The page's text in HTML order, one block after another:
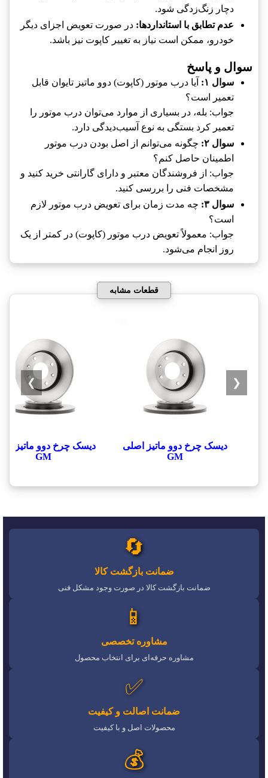
دچار زنگ‌زدگی شود.
عدم تطابق با استانداردها: در صورت تعویض اجزای دیگر
خودرو، ممکن است نیاز به تغییر کاپوت نیز باشد.
سوال و پاسخ
سوال ۱:
آیا درب موتور (کاپوت) دوو ماتیز تایوان قابل
تعمیر است؟
جواب: بله، در بسیاری از موارد می‌توان درب موتور را
تعمیر کرد بستگی به نوع آسیب‌دیدگی دارد.
سوال ۲:
چگونه می‌توانم از اصل بودن درب موتور
اطمینان حاصل کنم؟
جواب: از فروشندگان معتبر و دارای گارانتی خرید کنید و
مشخصات فنی را بررسی کنید.
سوال ۳:
چه مدت زمان برای تعویض درب موتور لازم
است؟
جواب: معمولاً تعویض درب موتور (کاپوت) در کمتر از یک
روز انجام می‌شود.
قطعات مشابه
دیسک چرخ دوو ماتیز اصلی
GM
دیسک چرخ دوو ماتیز
GM
❮
❯
🔄
ضمانت بازگشت کالا
ضمانت بازگشت کالا در صورت وجود مشکل فنی
📱
مشاوره تخصصی
مشاوره حرفه‌ای برای انتخاب محصول
✅
ضمانت اصالت و کیفیت
محصولات اصل و با کیفیت
💰